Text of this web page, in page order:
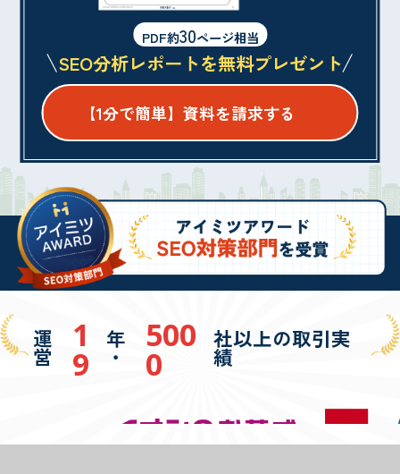
PDF約30ページ相当
SEO分析レポートを無料プレゼント
【1分で簡単】資料を請求する
運
営
1
9
年
・
500
0
社以上の取引実
績